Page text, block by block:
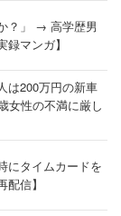
？」 → 高学歴男
マンガ】
は200万円の新車
性の不満に厳し
にタイムカードを
信】